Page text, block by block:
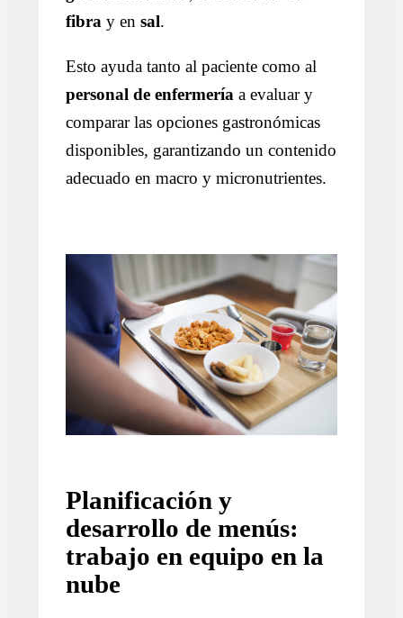
fibra y ensal.
Esto ayuda tanto al paciente como al
personal de enfermería a evaluar y
comparar las opciones gastronómicas
disponibles, garantizando un contenido
adecuado en macro y micronutrientes.
Planificación y
desarrollo de menús:
trabajo en equipo en la
nube